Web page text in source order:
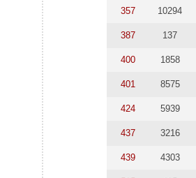
357 10294
387 137
400 1858
401 8575
424 5939
437 3216
439 4303